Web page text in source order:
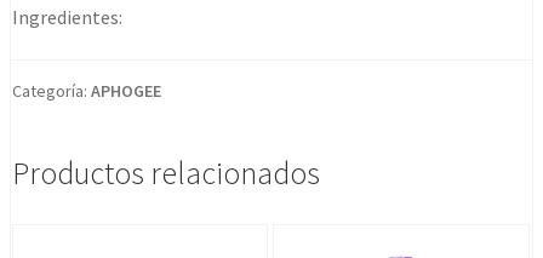
in
237ml
Ingredientes:
Categoría: APHOGEE
Productos relacionados